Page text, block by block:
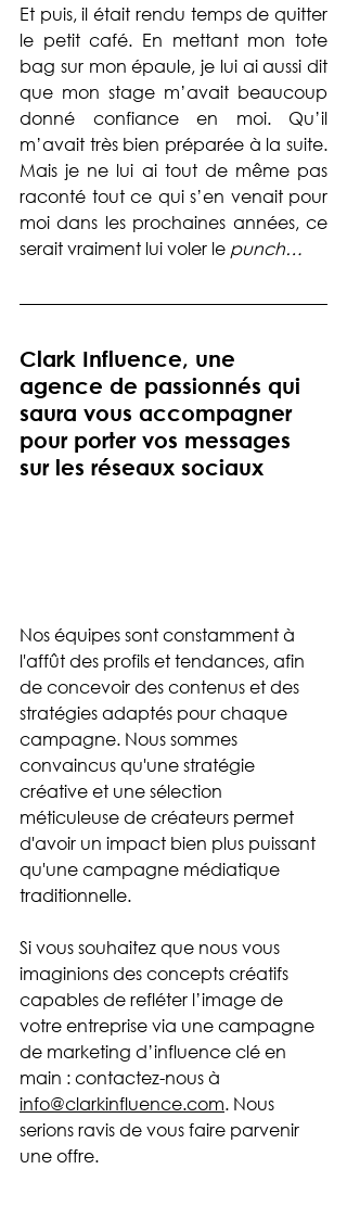
Et puis, il était rendu temps de quitter
le petit café. En mettant mon tote
bag sur mon épaule, je lui ai aussi dit
que mon stage m’avait beaucoup
donné confiance en moi. Qu’il
m’avait très bien préparée à la suite.
Mais je ne lui ai tout de même pas
raconté tout ce qui s’en venait pour
moi dans les prochaines années, ce
serait vraiment lui voler le punch…
Clark Influence, une
agence de passionnés qui
saura vous accompagner
pour porter vos messages
sur les réseaux sociaux
Nos équipes sont constamment à
l'affût des profils et tendances, afin
de concevoir des contenus et des
stratégies adaptés pour chaque
campagne. Nous sommes
convaincus qu'une stratégie
créative et une sélection
méticuleuse de créateurs permet
d'avoir un impact bien plus puissant
qu'une campagne médiatique
traditionnelle.
Si vous souhaitez que nous vous
imaginions des concepts créatifs
capables de refléter l’image de
votre entreprise via une campagne
de marketing d’influence clé en
main : contactez-nous à
info@clarkinfluence.com. Nous
serions ravis de vous faire parvenir
une offre.